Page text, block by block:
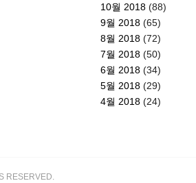
10월 2018 (88)
9월 2018 (65)
8월 2018 (72)
7월 2018 (50)
6월 2018 (34)
5월 2018 (29)
4월 2018 (24)
RESERVED.